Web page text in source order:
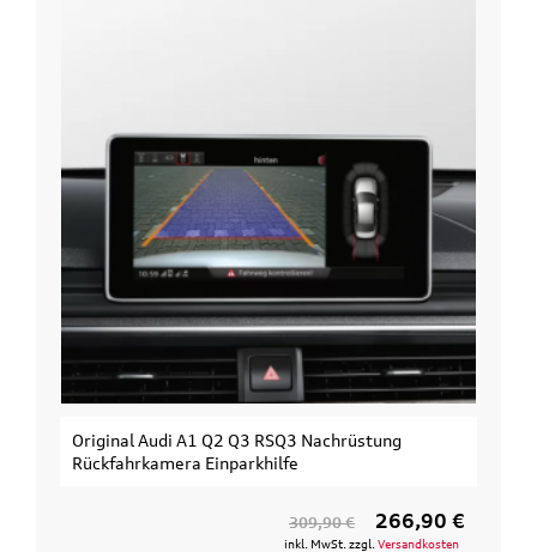
Original Audi A1 Q2 Q3 RSQ3 Nachrüstung
Rückfahrkamera Einparkhilfe
309,90 € 266,90 €
inkl. MwSt. zzgl. Versandkosten